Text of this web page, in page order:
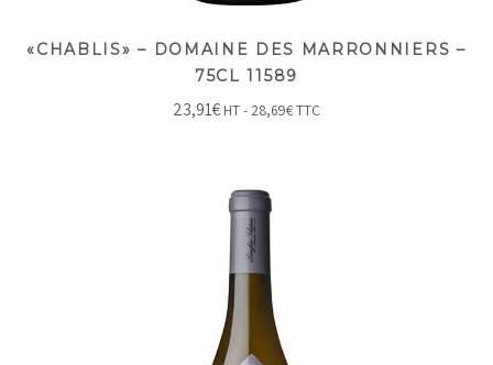
«CHABLIS» – DOMAINE DES MARRONNIERS –
75CL 11589
23,91€ HT - 28,69€TTC